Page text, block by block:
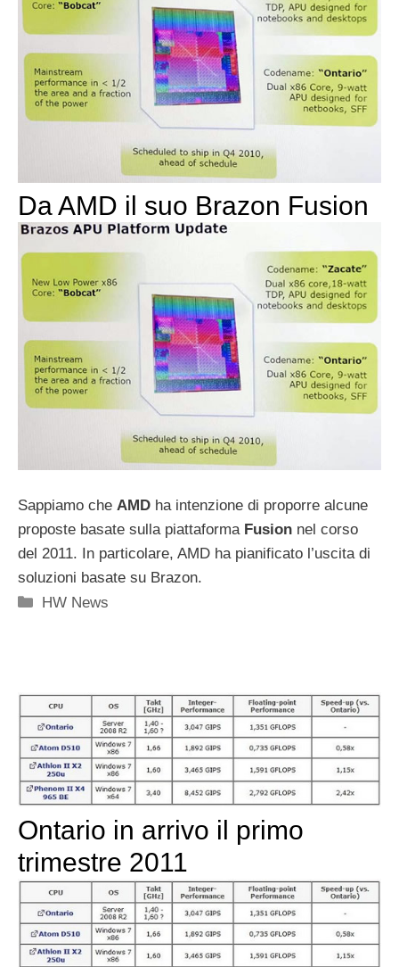
Da AMD il suo Brazon Fusion
Sappiamo che AMD ha intenzione di proporre alcune
proposte basate sulla piattaforma Fusion nel corso
del 2011. In particolare, AMD ha pianificato l’uscita di
soluzioni basate su Brazon.
Categorie
HW News
Ontario in arrivo il primo
trimestre 2011